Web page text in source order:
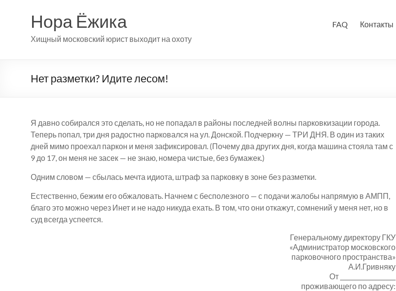
содержимомуНора Ёжика
Хищный московский юрист выходит на охоту
FAQ Контакты
Нет разметки? Идите лесом!
Я давно собирался это сделать, но не попадал в районы последней волны парковкизации города.
Теперь попал, три дня радостно парковался на ул. Донской. Подчеркну — ТРИ ДНЯ. В один из таких
дней мимо проехал паркон и меня зафиксировал. (Почему два других дня, когда машина стояла там с
9 до 17, он меня не засек — не знаю, номера чистые, без бумажек.)
Одним словом — сбылась мечта идиота, штраф за парковку в зоне без разметки.
Естественно, бежим его обжаловать. Начнем с бесполезного — с подачи жалобы напрямую в АМПП,
благо это можно через Инет и не надо никуда ехать. В том, что они откажут, сомнений у меня нет, но в
суд всегда успеется.
Генеральному директору ГКУ
«Администратор московского
парковочного пространства»
А.И.Гривняку
От ___________________
проживающего по адресу: